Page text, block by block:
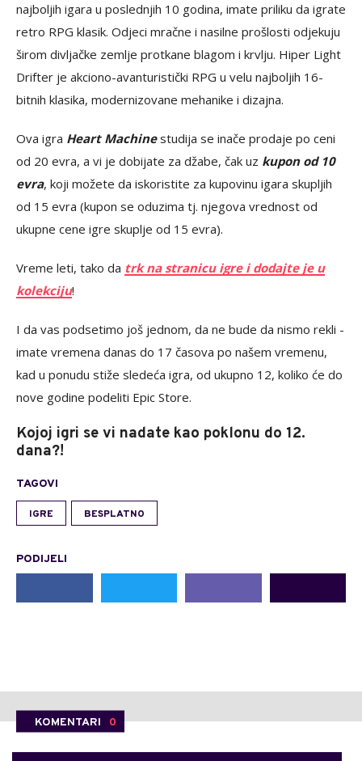
najboljih igara u poslednjih 10 godina, imate priliku da igrate
retro RPG klasik. Odjeci mračne i nasilne prošlosti odjekuju
širom divljačke zemlje protkane blagom i krvlju. Hiper Light
Drifter je akciono-avanturistički RPG u velu najboljih 16-
bitnih klasika, modernizovane mehanike i dizajna.
Ova igra Heart Machinestudija se inače prodaje po ceni
od 20 evra, a vi je dobijate za džabe, čak uz kupon od 10
evra, koji možete da iskoristite za kupovinu igara skupljih
od 15 evra (kupon se oduzima tj. njegova vrednost od
ukupne cene igre skuplje od 15 evra).
Vreme leti, tako da trk na stranicu igre i dodajte je u
kolekciju!
I da vas podsetimo još jednom, da ne bude da nismo rekli -
imate vremena danas do 17 časova po našem vremenu,
kad u ponudu stiže sledeća igra, od ukupno 12, koliko će do
nove godine podeliti Epic Store.
Kojoj igri se vi nadate kao poklonu do 12.
dana?!
TAGOVI
IGRE BESPLATNO
PODIJELI
KOMENTARI 0